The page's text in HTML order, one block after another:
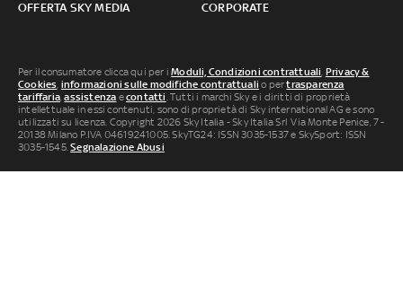
OFFERTA SKY MEDIA CORPORATE
Per il consumatore clicca qui per iModuli, Condizioni contrattuali, Privacy &
Cookies, informazioni sulle modifiche contrattuali o pertrasparenza
tariffaria,assistenza econtatti. Tutti i marchi Sky e i diritti di proprietà
intellettuale in essi contenuti, sono di proprietà di Sky international AG e sono
utilizzati su licenza. Copyright 2026 Sky Italia - Sky Italia Srl Via Monte Penice, 7 -
20138 Milano P.IVA 04619241005. SkyTG24: ISSN 3035-1537 e SkySport: ISSN
3035-1545.Segnalazione Abusi